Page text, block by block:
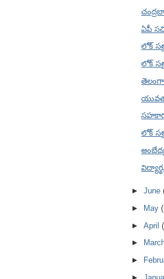
ఏపీ
లోక్
లోక్
లోక్
►June
►
May
►April
►
►